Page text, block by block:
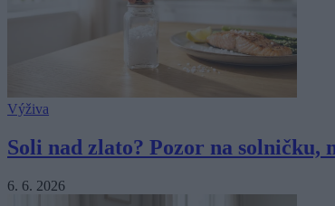
Výživa
Soli nad zlato? Pozor na
6. 6. 2026